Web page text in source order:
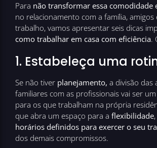
Para não transformar essa comodidade
no relacionamento com a família, amigos
trabalho, vamos apresentar seis dicas
como trabalhar em casa com eficiência.
1. Estabeleça uma
Se não tiver planejamento, a divisão das
familiares com as profissionais vai ser
para os que trabalham na própria
que abra um espaço para a flexibilidade
horários definidos para exercer o seu
dos demais compromissos.